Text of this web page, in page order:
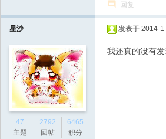
回复
星沙
47
主题
2792
回帖
6465
积分
发表于 2014-
我还真的没有